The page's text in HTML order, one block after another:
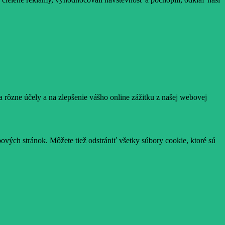
účely a na zlepšenie vášho online zážitku z našej webovej
stránok. Môžete tiež odstrániť všetky súbory cookie, ktoré sú